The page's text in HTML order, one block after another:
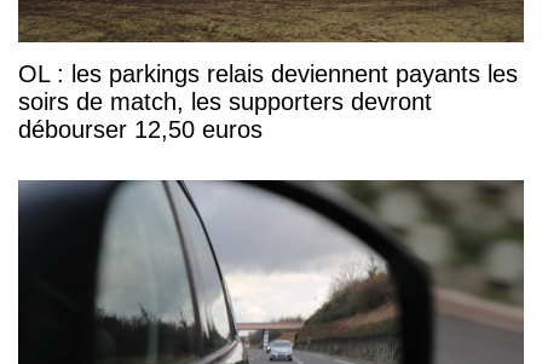
OL : les parkings relais deviennent payants les
soirs de match, les supporters devront
débourser 12,50 euros